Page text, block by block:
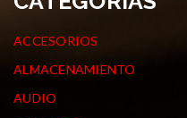
ACCESORIOS
ALMACENAMIENTO
AUDIO